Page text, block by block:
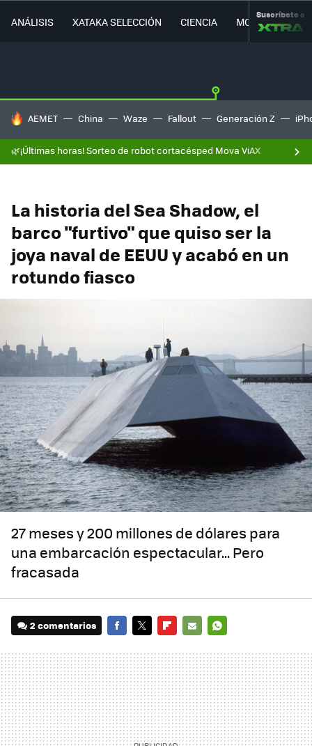
ANÁLISIS XATAKA SELECCIÓN CIENCIA MOVILIDAD
Suscríbete a
HOY SE HABLA DE
AEMET China Waze Fallout Generación Z
🌿¡Últimas horas! Sorteo de robot cortacésped Mova ViAX
La historia del Sea Shadow, el
barco "furtivo" que quiso ser la
joya naval de EEUU y acabó en un
rotundo fiasco
27 meses y 200 millones de dólares para
una embarcación espectacular... Pero
fracasada
2 comentarios
MAIL